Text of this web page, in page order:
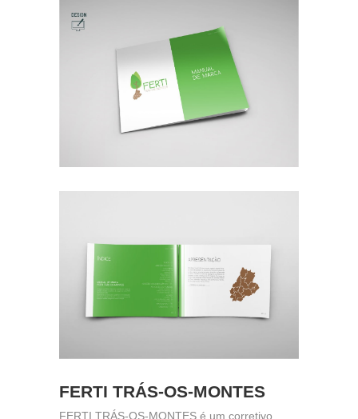
FERTI TRÁS-OS-MONTES
FERTI TRÁS-OS-MONTES é um corretivo